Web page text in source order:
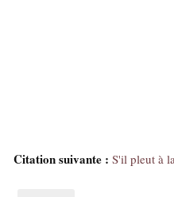
Citation suivante : S'il pleut à